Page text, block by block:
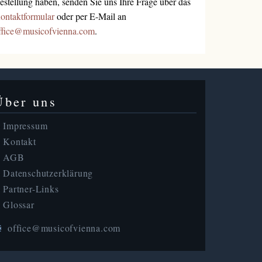
oder per E-Mail an
.
uns
Impressum
Kontakt
AGB
Datenschutzerklärung
Partner-Links
Glossar
office@musicofvienna.com